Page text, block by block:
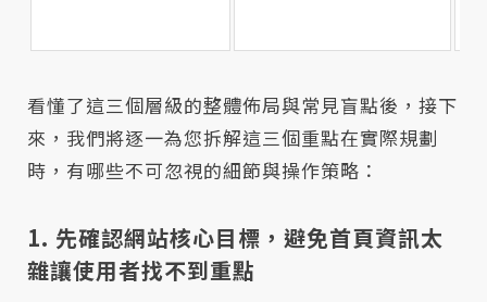
看懂了這三個層級的整體佈局與常見盲點後，接下
來，我們將逐一為您拆解這三個重點在實際規劃
時，有哪些不可忽視的細節與操作策略：
1. 先確認網站核心目標，避免首頁資訊太
雜讓使用者找不到重點